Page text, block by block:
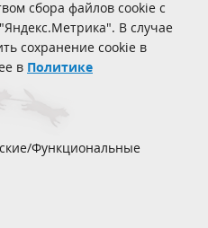
сбора файлов cookie с
В случае
сохранение cookie в
в Политике
Функциональные